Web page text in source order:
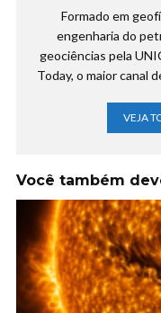
Formado em
engenharia do
geociências pela
Today, o maior canal
VEJA
Você também